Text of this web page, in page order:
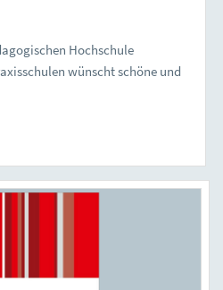
Hochschule
wünscht schöne und